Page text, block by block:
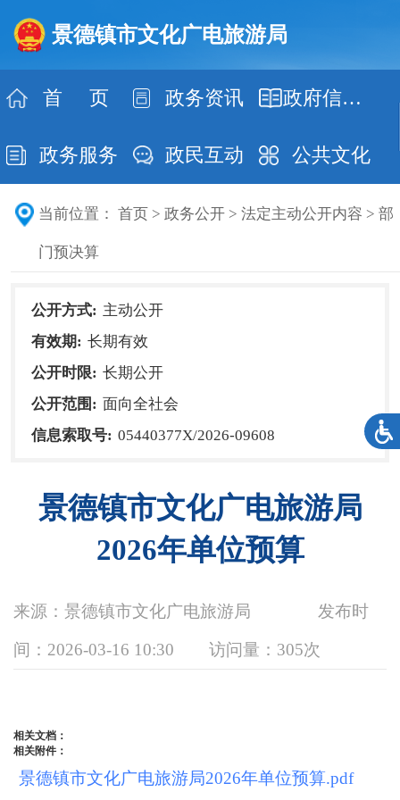
景德镇市文化广电旅游局
首 页 政务资讯 政府信息公开
政务服务 政民互动 公共文化
当前位置： 首页> 政务公开> 法定主动公开内容 > 部
门预决算
公开方式: 主动公开
有效期: 长期有效
公开时限: 长期公开
公开范围: 面向全社会
信息索取号: 05440377X/2026-09608
景德镇市文化广电旅游局
2026年单位预算
来源：景德镇市文化广电旅游局 发布时
间：2026-03-16 10:30 访问量： 305次
相关文档：
相关附件：
景德镇市文化广电旅游局2026年单位预算.pdf